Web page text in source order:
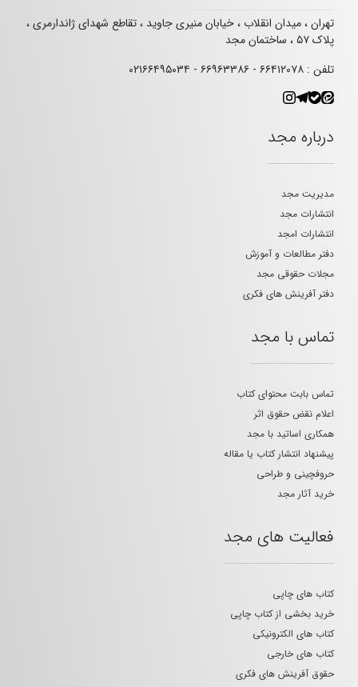
تهران ، میدان انقلاب ، خیابان منیری جاوید ، تقاطع شهدای ژاندارمری ،
پلاک ۵۷ ، ساختمان مجد
تلفن : ۶۶۴۱۲۰۷۸ - ۶۶۹۶۳۳۸۶ - ۰۲۱۶۶۴۹۵۰۳۴
درباره مجد
مدیریت مجد
انتشارات مجد
انتشارات امجد
دفتر مطالعات و آموزش
مجلات حقوقی مجد
دفتر آفرینش های فکری
تماس با مجد
تماس بابت محتوای کتاب
اعلام نقض حقوق اثر
همکاری اساتید با مجد
پیشنهاد انتشار کتاب یا مقاله
حروفچینی و طراحی
خرید آثار مجد
فعالیت های مجد
کتاب های چاپی
خرید بخشی از کتاب چاپی
کتاب های الکترونیکی
کتاب های خارجی
حقوق آفرینش های فکری